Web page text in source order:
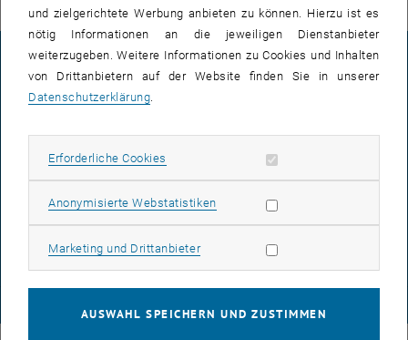
IMPRESSUM
COOKIEEINSTELLUNGEN
und zielgerichtete Werbung anbieten zu können. Hierzu ist es
nötig Informationen an die jeweiligen Dienstanbieter
weiterzugeben. Weitere Informationen zu Cookies und Inhalten
von Drittanbietern auf der Website finden Sie in unserer
Datenschutzerklärung.
Erforderliche Cookies Erforderliche Cookies zulassen
Anonymisierte WebstatistikenStatistik Cookies zulassen
Marketing und DrittanbieterMarketing Cookies zulassen
AUSWAHL SPEICHERN UND ZUSTIMMEN